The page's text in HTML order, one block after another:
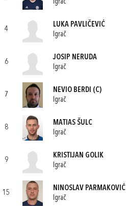
Igrač
4
LUKA PAVLIČEVIĆ
Igrač
6
JOSIP NERUDA
Igrač
7
NEVIO BERDI (C)
Igrač
8
MATIAS ŠULC
Igrač
9
KRISTIJAN GOLIK
Igrač
15
NINOSLAV PARMAKOVIĆ
Igrač